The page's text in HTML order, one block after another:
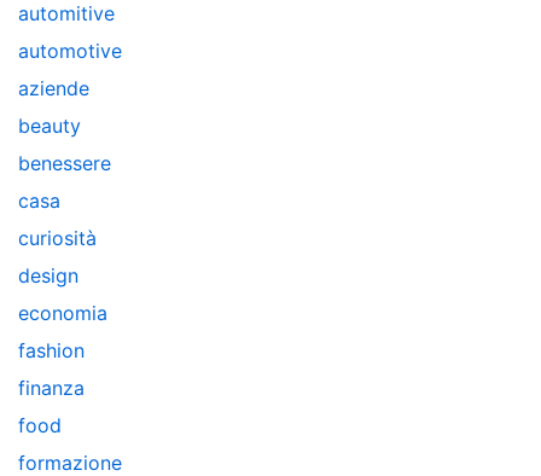
automitive
automotive
aziende
beauty
benessere
casa
curiosità
design
economia
fashion
finanza
food
formazione